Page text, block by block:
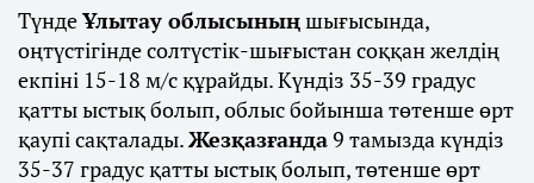
ТүндеҰлытау облысыныңшығысында,
оңтүстігінде солтүстік-шығыстан соққан желдің
екпіні 15-18 м/с құрайды. Күндіз 35-39 градус
қатты ыстық болып, облыс бойынша төтенше өрт
қаупі сақталады.Жезқазғанда9 тамызда күндіз
35-37 градус қатты ыстық болып, төтенше өрт